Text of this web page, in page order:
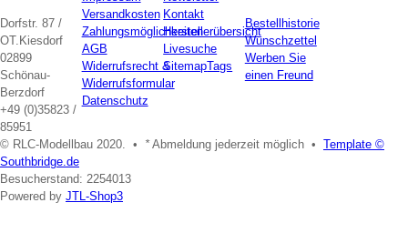
Dorfstr. 87 /
OT.Kiesdorf
02899
Schönau-
Berzdorf
+49 (0)35823 /
85951
Versandkosten
Zahlungsmöglichkeiten
AGB
Widerrufsrecht &
Widerrufsformular
Datenschutz
Kontakt
Herstellerübersicht
Livesuche
SitemapTags
Bestellhistorie
Wunschzettel
Werben Sie
einen Freund
© RLC-Modellbau 2020. • *Abmeldung jederzeit möglich • Template ©
Southbridge.de
Besucherstand: 2254013
Powered by JTL-Shop3